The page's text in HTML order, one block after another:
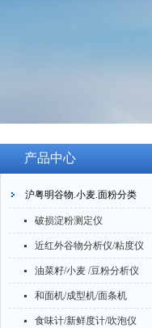
产品中心
沪粤明谷物.小麦.面粉分类
破损淀粉测定仪
近红外谷物分析仪/粘度仪
油菜籽/小麦 /豆粉分析仪
和面机/成型机/面条机
食味计/新鲜度计/吹泡仪